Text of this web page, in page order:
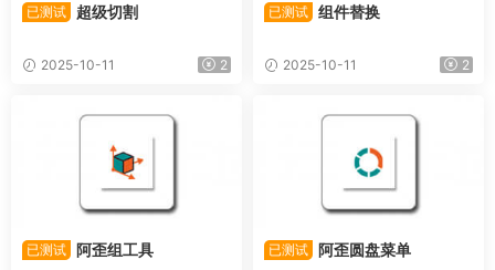
已测试 超级切割
2025-10-11 2
已测试 组件替换
2025-10-11 2
已测试 阿歪组工具 已测试 阿歪圆盘菜单